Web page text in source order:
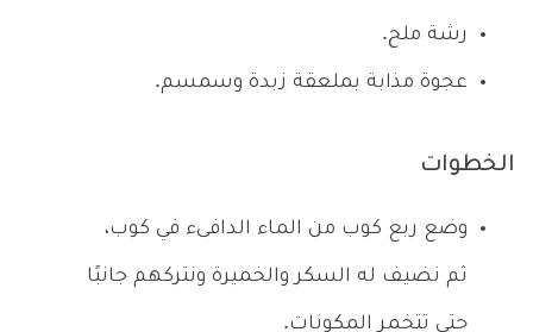
رشة ملح.
عجوة مذابة بملعقة زبدة وسمسم.
الخطوات
وضع ربع كوب من الماء الدافىء في كوب،
ثم نضيف له السكر والخميرة ونتركهم جانبًا
حتى تتخمر المكونات.